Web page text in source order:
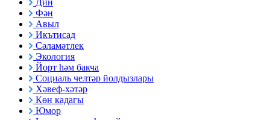
Дин
Фән
Авыл
Икътисад
Сәламәтлек
Экология
Йорт һәм бакча
Социаль челтәр йолдызлары
Хәвеф-хәтәр
Көн кадагы
Юмор